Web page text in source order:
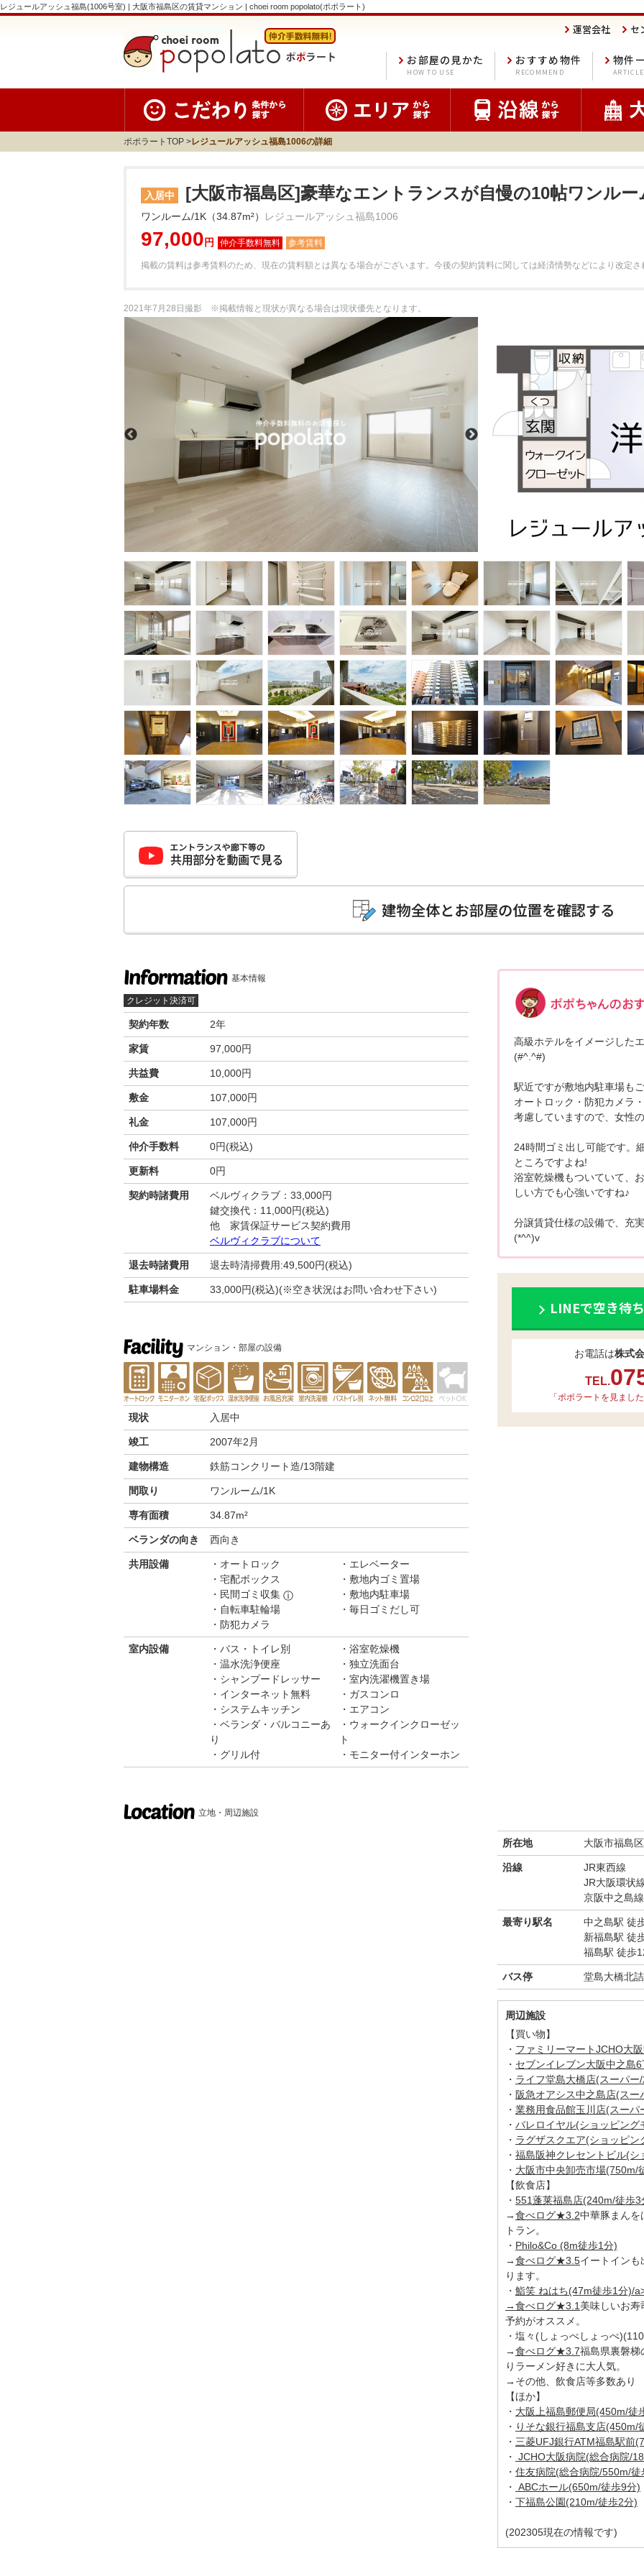
レジュールアッシュ福島(1006号室) | 大阪市福島区の賃貸マンション | choei room popolato(ポポラート)
セ
運営会社
物件
ARTICLE
おすすめ物件
RECOMMEND
お部屋の見かた
HOW TO USE
ポポラートTOP レジュールアッシュ福島1006の詳細
入居中 [大阪市福島区]豪華なエントランスが自慢の10帖ワンルー
ワンルーム/1K（34.87m²） レジュールアッシュ福島1006
97,000 円 参考賃料
掲載の賃料は参考賃料のため、現在の賃料額とは異なる場合がございます。 今後の契約賃料に関しては経済情勢などにより改定さ
2021年7月28日撮影 ※掲載情報と現状が異なる場合は現状優先となります。
基本情報
クレジット決済可
契約年数 2年
家賃 97,000円
共益費 10,000円
敷金 107,000円
礼金 107,000円
仲介手数料 0円(税込)
更新料 0円
契約時諸費用
ベルヴィクラブ：33,000円
鍵交換代：11,000円(税込)
他 家賃保証サービス契約費用
ベルヴィクラブについて
退去時諸費用 退去時清掃費用:49,500円(税込)
駐車場料金 33,000円(税込)(※空き状況はお問い合わせ下さい)
マンション・部屋の設備
現状 入居中
竣工 2007年2月
建物構造 鉄筋コンクリート造/13階建
間取り ワンルーム/1K
専有面積 34.87m²
ベランダの向き 西向き
共用設備 オートロック
エレベーター
宅配ボックス
敷地内ゴミ置場
民間ゴミ収集 ⓘ
敷地内駐車場
自転車駐輪場
毎日ゴミだし可
防犯カメラ
室内設備 バス・トイレ別
浴室乾燥機
温水洗浄便座
独立洗面台
シャンプードレッサー
室内洗濯機置き場
インターネット無料
ガスコンロ
システムキッチン
エアコン
ベランダ・バルコニーあ
り
ウォークインクローゼッ
ト
グリル付
モニター付インターホン
高級ホテルをイメージした
(#^.^#)
駅近ですが敷地内駐車場も
オートロック・防犯カメラ
考慮していますので、女性
24時間ゴミ出し可能です。
ところですよね!
浴室乾燥機もついていて、
しい方でも心強いですね♪
分譲賃貸仕様の設備で、充
(*^^)v
LINEで空き待
お電話は株式
TEL.
「ポポラートを見まし
立地・周辺施設
所在地 大阪市福島
沿線
JR東西線
JR大阪環状
京阪中之島線
最寄り駅名
中之島駅 徒
新福島駅 徒
福島駅 徒歩
バス停 堂島大橋北
周辺施設
【買い物】
・ ファミリーマートJCHO大
・ セブンイレブン大阪中之島
・ ライフ堂島大橋店(スーパー
・ 阪急オアシス中之島店(ス
・ 業務用食品館玉川店(スーパ
・ バレロイヤル(ショッピング
・ ラグザスクエア(ショッピ
・ 福島阪神クレセントビル(
・ 大阪市中央卸売市場(750m/
【飲食店】
・ 551蓬莱福島店(240m/徒歩3
→食べログ★3.2中華豚まんを
トラン。
・ Philo&Co (8m徒歩1分)
→食べログ★3.5イートインも
ります。
・ 鮨笑 ねはち(47m徒歩1分)/
→食べログ★3.1美味しいお
予約がオススメ。
・塩々(しょっぺしょっぺ
→食べログ★3.7福島県裏磐梯
りラーメン好きに大人気。
→その他、飲食店等多数あり
【ほか】
・ 大阪上福島郵便局(450m/徒
・ りそな銀行福島支店(450m/
・ 三菱UFJ銀行ATM福島駅前
・ JCHO大阪病院(総合病院/
・ 住友病院(総合病院/550m/徒
・ ABCホール(650m/徒歩9分)
・ 下福島公園(210m/徒歩2分)
(202305現在の情報です)